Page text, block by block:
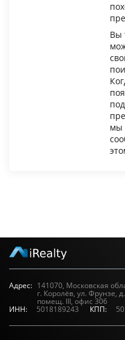
Вы
мы
Адрес: 141070, Московская
г. Королёв, ул. Фрунзе, д.
помещ. III, офис 306
ИНН:
5018189243 КПП: